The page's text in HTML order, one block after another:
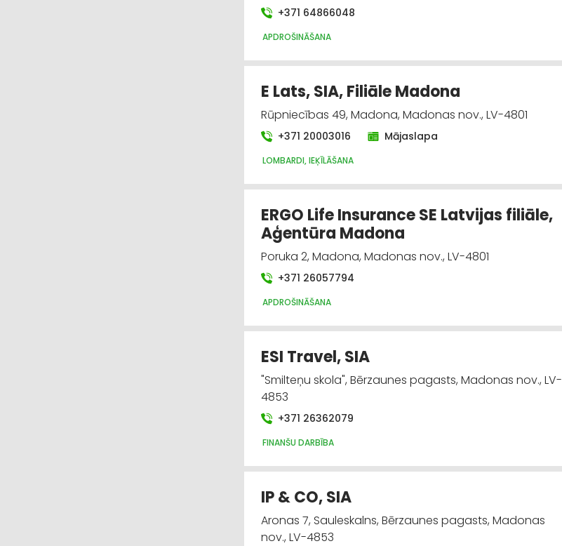
+371 64866048
APDROŠINĀŠANA
E Lats, SIA, Filiāle Madona
Rūpniecības 49, Madona, Madonas nov., LV-4801
+371 20003016 Mājaslapa
LOMBARDI, IEĶĪLĀŠANA
ERGO Life Insurance SE Latvijas filiāle,
Aģentūra Madona
Poruka 2, Madona, Madonas nov., LV-4801
+371 26057794
APDROŠINĀŠANA
ESI Travel, SIA
"Smilteņu skola", Bērzaunes pagasts, Madonas nov., LV-
4853
+371 26362079
FINANŠU DARBĪBA
IP & CO, SIA
Aronas 7, Sauleskalns, Bērzaunes pagasts, Madonas
nov., LV-4853